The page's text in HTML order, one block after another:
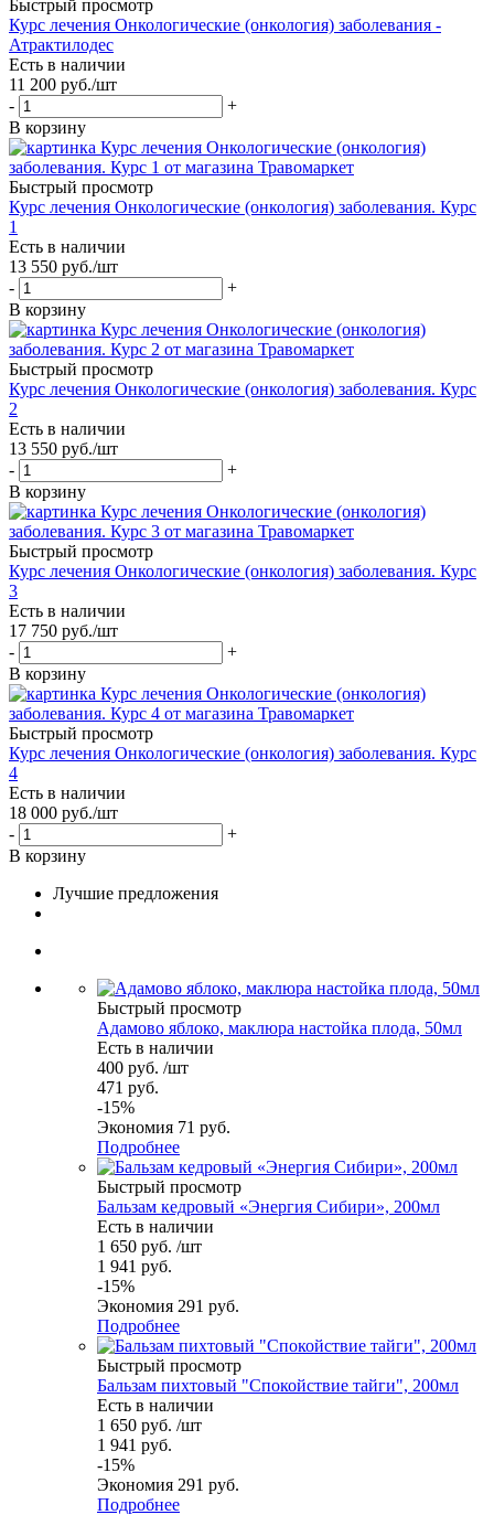
Быстрый просмотр
Курс лечения Онкологические (онкология) заболевания -
Атрактилодес
Есть в наличии
11 200 руб./шт
-
+
В корзину
Быстрый просмотр
Курс лечения Онкологические (онкология) заболевания. Курс
1
Есть в наличии
13 550 руб./шт
-
+
В корзину
Быстрый просмотр
Курс лечения Онкологические (онкология) заболевания. Курс
2
Есть в наличии
13 550 руб./шт
-
+
В корзину
Быстрый просмотр
Курс лечения Онкологические (онкология) заболевания. Курс
3
Есть в наличии
17 750 руб./шт
-
+
В корзину
Быстрый просмотр
Курс лечения Онкологические (онкология) заболевания. Курс
4
Есть в наличии
18 000 руб./шт
-
+
В корзину
Лучшие предложения
Быстрый просмотр
Адамово яблоко, маклюра настойка плода, 50мл
Есть в наличии
400 руб. /шт
471 руб.
-15%
Экономия 71 руб.
Подробнее
Быстрый просмотр
Бальзам кедровый «Энергия Сибири», 200мл
Есть в наличии
1 650 руб. /шт
1 941 руб.
-15%
Экономия 291 руб.
Подробнее
Быстрый просмотр
Бальзам пихтовый "Спокойствие тайги", 200мл
Есть в наличии
1 650 руб. /шт
1 941 руб.
-15%
Экономия 291 руб.
Подробнее